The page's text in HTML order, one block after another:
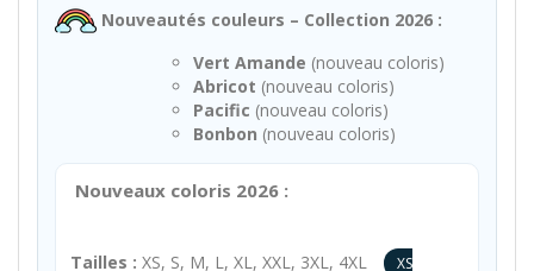
Nouveautés couleurs – Collection 2026 :
Vert Amande (nouveau coloris)
Abricot (nouveau coloris)
Pacific (nouveau coloris)
Bonbon (nouveau coloris)
Nouveaux coloris 2026 :
Tailles : XS, S, M, L, XL, XXL, 3XL, 4XL
XS